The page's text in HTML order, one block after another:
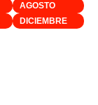
AGOSTO
DICIEMBRE